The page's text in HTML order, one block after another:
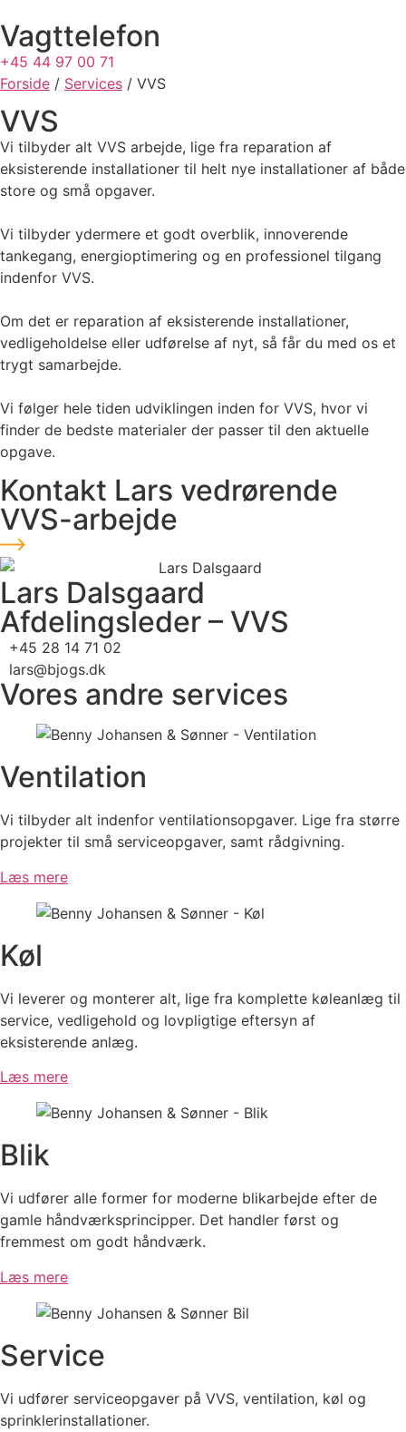
til
indhold
Vagttelefon
+45 44 97 00 71
Forside / Services / VVS
VVS
Vi tilbyder alt VVS arbejde, lige fra reparation af
eksisterende installationer til helt nye installationer af både
store og små opgaver.
Vi tilbyder ydermere et godt overblik, innoverende
tankegang, energioptimering og en professionel tilgang
indenfor VVS.
Om det er reparation af eksisterende installationer,
vedligeholdelse eller udførelse af nyt, så får du med os et
trygt samarbejde.
Vi følger hele tiden udviklingen inden for VVS, hvor vi
finder de bedste materialer der passer til den aktuelle
opgave.
Kontakt Lars vedrørende
VVS-arbejde
Lars Dalsgaard
Afdelingsleder – VVS
+45 28 14 71 02
lars@bjogs.dk
Vores andre services
Ventilation
Vi tilbyder alt indenfor ventilationsopgaver. Lige fra større
projekter til små serviceopgaver, samt rådgivning.
Læs mere
Køl
Vi leverer og monterer alt, lige fra komplette køleanlæg til
service, vedligehold og lovpligtige eftersyn af
eksisterende anlæg.
Læs mere
Blik
Vi udfører alle former for moderne blikarbejde efter de
gamle håndværksprincipper. Det handler først og
fremmest om godt håndværk.
Læs mere
Service
Vi udfører serviceopgaver på VVS, ventilation, køl og
sprinklerinstallationer.